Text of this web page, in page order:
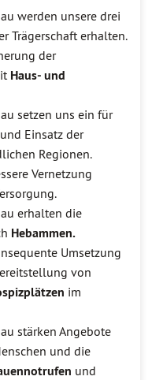
werden unsere drei
Trägerschaft erhalten.
der
Haus- und
setzen uns ein für
Einsatz der
Regionen.
Vernetzung
erhalten die
Hebammen.
Umsetzung
von
im
stärken Angebote
und die
und